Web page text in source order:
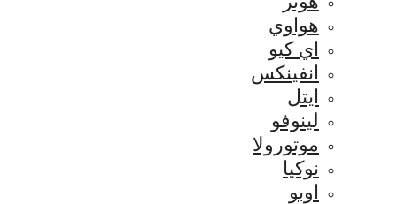
هواوي
اي كيو
انفينكس
ايتل
لينوفو
موتورولا
نوكيا
اوبو